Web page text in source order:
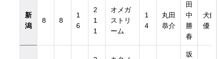
新
潟
8 8
1
6
2
1
1
オメガ
ストリ
ーム
1
4
丸田
恭介
田
中
勝
春
犬飼
優
坂